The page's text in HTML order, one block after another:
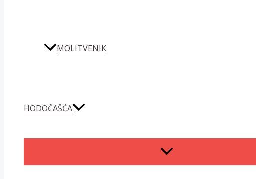
MOLITVENIK
HODOČAŠĆA
MENU
TOGGLE